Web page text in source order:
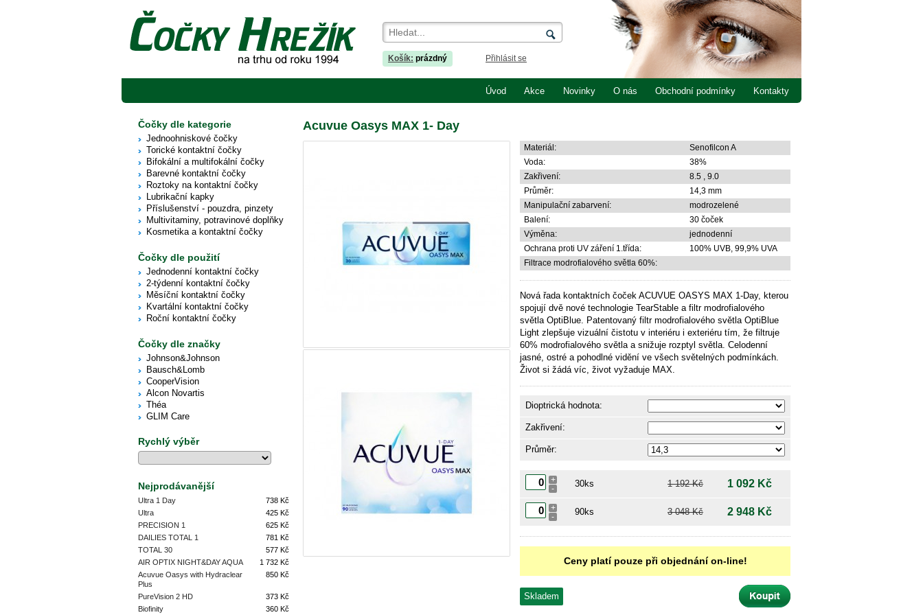
Košík: prázdný Přihlásit se
Úvod Akce Novinky O nás Obchodní podmínky Kontakty
Acuvue Oasys MAX 1- Day
Materiál:
Senofilcon A
Voda:
38%
Zakřivení:
8.5 , 9.0
Průměr:
14,3 mm
Manipulační zabarvení:
modrozelené
Balení:
30 čoček
Výměna:
jednodenní
Ochrana proti UV záření 1.třída:
100% UVB, 99,9% UVA
Filtrace modrofialového světla 60%:
Nová řada kontaktních čoček ACUVUE OASYS MAX 1-Day, kterou
spojují dvě nové technologie TearStable a filtr modrofialového
světla OptiBlue. Patentovaný filtr modrofialového světla OptiBlue
Light zlepšuje vizuální čistotu v interiéru i exteriéru tím, že filtruje
60% modrofialového světla a snižuje rozptyl světla. Celodenní
jasné, ostré a pohodlné vidění ve všech světelných podmínkách.
Život si žádá víc, život vyžaduje MAX.
Dioptrická hodnota:
Zakřivení:
Průměr:
+
-
30ks 1 192 Kč 1 092 Kč
+
-
90ks 3 048 Kč 2 948 Kč
Ceny platí pouze při objednání on-line!
Skladem
Čočky dle kategorie
Jednoohniskové čočky
Torické kontaktní čočky
Bifokální a multifokální čočky
Barevné kontaktní čočky
Roztoky na kontaktní čočky
Lubrikační kapky
Příslušenství - pouzdra, pinzety
Multivitaminy, potravinové doplňky
Kosmetika a kontaktní čočky
Čočky dle použití
Jednodenní kontaktní čočky
2-týdenní kontaktní čočky
Měsíční kontaktní čočky
Kvartální kontaktní čočky
Roční kontaktní čočky
Čočky dle značky
Johnson&Johnson
Bausch&Lomb
CooperVision
Alcon Novartis
Théa
GLIM Care
Rychlý výběr
Nejprodávanější
Ultra 1 Day
738 Kč
Ultra
425 Kč
PRECISION 1
625 Kč
DAILIES TOTAL 1
781 Kč
TOTAL 30
577 Kč
AIR OPTIX NIGHT&DAY AQUA
1 732 Kč
Acuvue Oasys with Hydraclear
Plus
850 Kč
PureVision 2 HD
373 Kč
Biofinity
360 Kč